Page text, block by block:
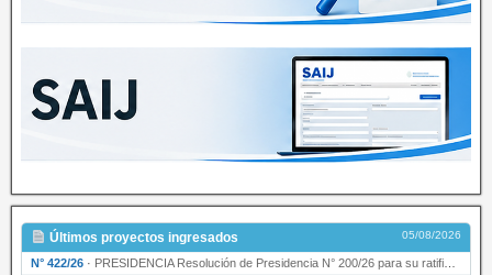
Últimos proyectos ingresados 05/08/2026
N° 422/26 · PRESIDENCIA Resolución de Presidencia N° 200/26 para su ratificación.